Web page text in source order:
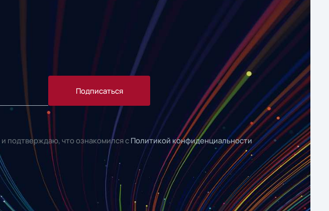
Подписаться
и подтверждаю, что ознакомился с Политикой конфиденциальности